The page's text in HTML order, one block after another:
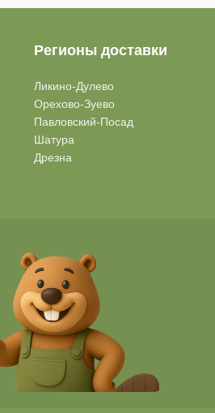
Регионы доставки
Ликино-Дулево
Орехово-Зуево
Павловский-Посад
Шатура
Дрезна